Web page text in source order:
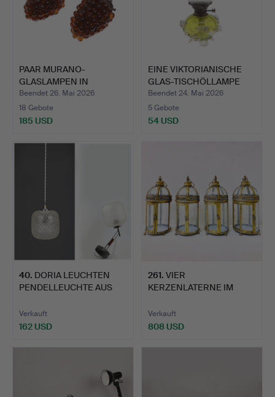
PAAR MURANO-
GLASLAMPEN IN
TRAUBENFORM.
Beendet 26. Mai 2026
18 Gebote
185 USD
EINE VIKTORIANISCHE
GLAS-TISCHÖLLAMPE
MIT …
Beendet 24. Mai 2026
5 Gebote
54 USD
40. DORIA LEUCHTEN
PENDELLEUCHTE AUS
Verkauft
162 USD
261. VIER
KERZENLATERNE IM
Verkauft
808 USD